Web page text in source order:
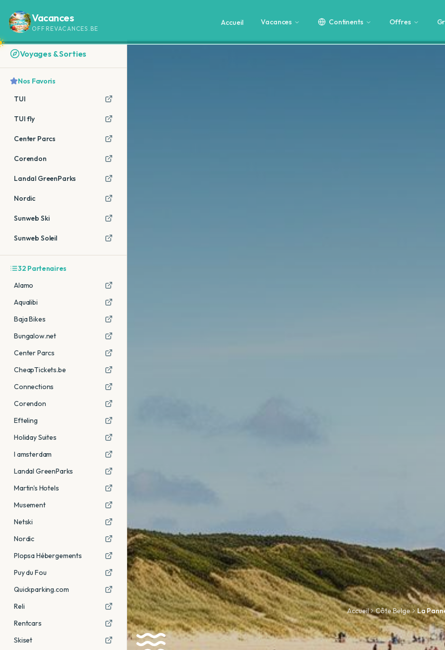
Vacances
OFFREVACANCES.BE
Accueil Vacances Continents Offres
Accueil Côte Belge La
Voyages & Sorties
Nos Favoris
TUI
TUI fly
Center Parcs
Corendon
Landal GreenParks
Nordic
Sunweb Ski
Sunweb Soleil
32 Partenaires
Alamo
Aqualibi
Baja Bikes
Bungalow.net
Center Parcs
CheapTickets.be
Connections
Corendon
Efteling
Holiday Suites
I amsterdam
Landal GreenParks
Martin's Hotels
Musement
Netski
Nordic
Plopsa Hébergements
Puy du Fou
Quickparking.com
Reli
Rentcars
Skiset